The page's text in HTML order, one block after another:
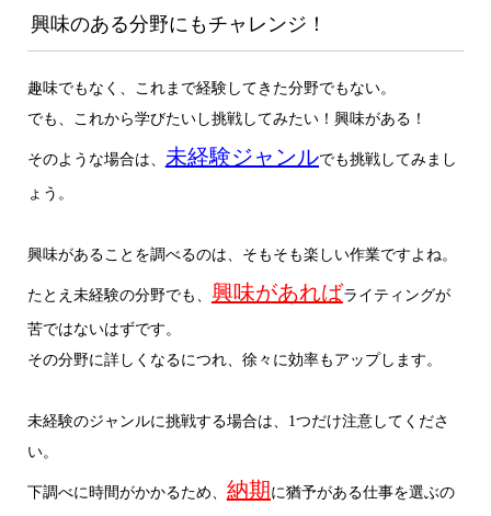
興味のある分野にもチャレンジ！
趣味でもなく、これまで経験してきた分野でもない。
でも、これから学びたいし挑戦してみたい！興味がある！
そのような場合は、 未経験ジャンルでも挑戦してみまし
ょう。
興味があることを調べるのは、そもそも楽しい作業ですよね。
たとえ未経験の分野でも、 興味があればライティングが
苦ではないはずです。
その分野に詳しくなるにつれ、徐々に効率もアップします。
未経験のジャンルに挑戦する場合は、1つだけ注意してくださ
い。
下調べに時間がかかるため、 納期に猶予がある仕事を選ぶの